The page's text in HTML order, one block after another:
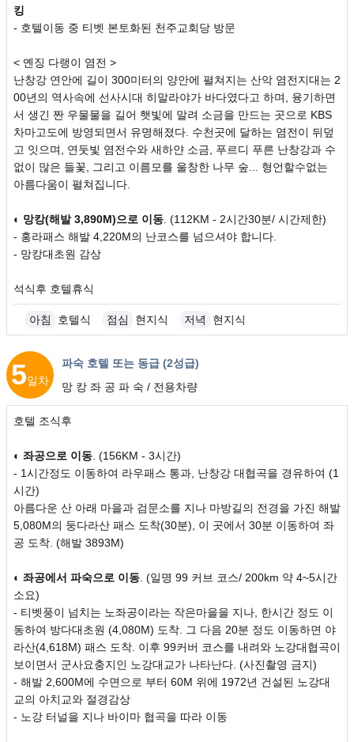
킹
- 호텔이동 중 티벳 본토화된 천주교회당 방문
< 옌징 다랭이 염전 >
난창강 연안에 길이 300미터의 양안에 펼쳐지는 산악 염전지대는 2
00년의 역사속에 선사시대 히말라야가 바다였다고 하며, 융기하면
서 생긴 짠 우물물을 길어 햇빛에 말려 소금을 만드는 곳으로 KBS
차마고도에 방영되면서 유명해졌다. 수천곳에 달하는 염전이 뒤덮
고 잇으며, 연둣빛 염전수와 새하얀 소금, 푸르디 푸른 난창강과 수
없이 많은 들꽃, 그리고 이름모를 울창한 나무 숲... 형언할수없는
아름다움이 펼쳐집니다.
◐ 망캉(해발 3,890M)으로 이동 . (112KM - 2시간30분/ 시간제한)
- 홍라패스 해발 4,220M의 난코스를 넘으셔야 합니다.
- 망캉대초원 감상
석식후 호텔휴식
아침 호텔식 점심 현지식 저녁 현지식
5일차
파숙 호텔 또는 동급 (2성급)
망 캉 좌 공 파 숙 / 전용차량
호텔 조식후
◐ 좌공으로 이동 . (156KM - 3시간)
- 1시간정도 이동하여 라우패스 통과, 난창강 대협곡을 경유하여 (1
시간)
아름다운 산 아래 마을과 검문소를 지나 마방길의 전경을 가진 해발
5,080M의 둥다라산 패스 도착(30분), 이 곳에서 30분 이동하여 좌
공 도착. (해발 3893M)
◐ 좌공에서 파숙으로 이동 . (일명 99 커브 코스/ 200km 약 4~5시간
소요)
- 티벳풍이 넘치는 노좌공이라는 작은마을을 지나, 한시간 정도 이
동하여 방다대초원 (4,080M) 도착. 그 다음 20분 정도 이동하면 야
라산(4,618M) 패스 도착. 이후 99커버 코스를 내려와 노강대협곡이
보이면서 군사요충지인 노강대교가 나타난다. (사진촬영 금지)
- 해발 2,600M에 수면으로 부터 60M 위에 1972년 건설된 노강대
교의 아치교와 절경감상
- 노강 터널을 지나 바이마 협곡을 따라 이동